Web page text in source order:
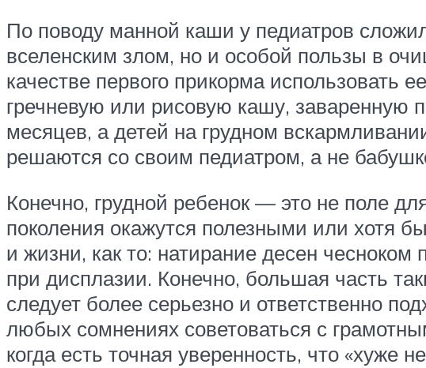
По поводу манной каши у педиатров
вселенским злом, но и особой пользы в
качестве первого прикорма использовать
гречневую или рисовую кашу, заваренную
месяцев, а детей на грудном
решаются со своим педиатром, а не
Конечно, грудной ребенок — это не поле
поколения окажутся полезными или хотя
и жизни, как то: натирание десен
при дисплазии. Конечно, большая часть
следует более серьезно и ответственно
любых сомнениях советоваться с
когда есть точная уверенность, что «хуже